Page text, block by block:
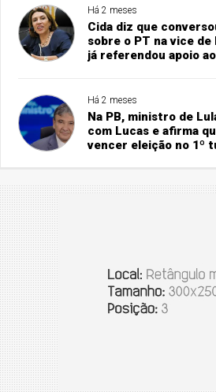
Há 2 meses
Cida diz que
sobre o PT na vice
já referendou apoio
Há 2 meses
Na PB, ministro de
com Lucas e afirma
vencer eleição no 1º